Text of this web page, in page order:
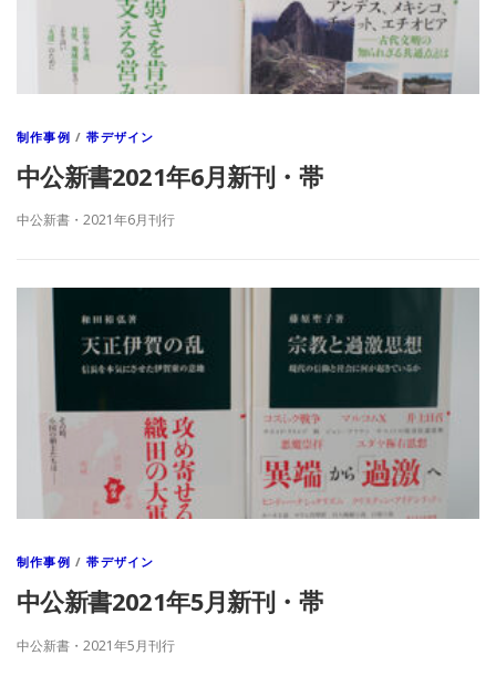
制作事例 /帯デザイン
中公新書2021年6月新刊・帯
中公新書・2021年6月刊行
制作事例 /帯デザイン
中公新書2021年5月新刊・帯
中公新書・2021年5月刊行